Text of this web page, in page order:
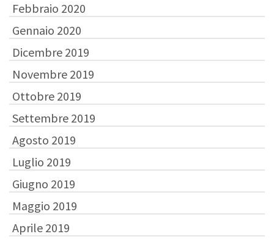
Febbraio 2020
Gennaio 2020
Dicembre 2019
Novembre 2019
Ottobre 2019
Settembre 2019
Agosto 2019
Luglio 2019
Giugno 2019
Maggio 2019
Aprile 2019